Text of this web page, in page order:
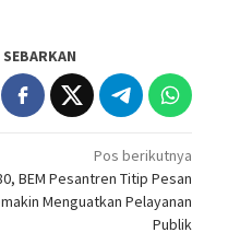
SEBARKAN
Pos berikutnya
BEM Pesantren Titip Pesan
Menguatkan Pelayanan
Publik